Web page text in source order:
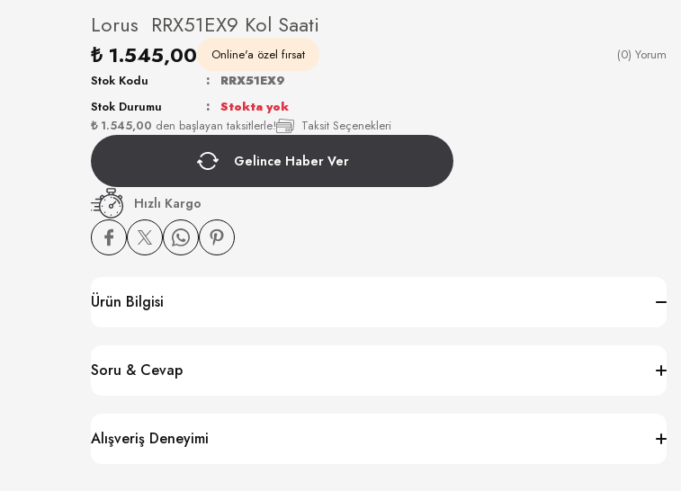
Lorus RRX51EX9 Kol Saati
₺ 1.545,00
Online'a özel fırsat (0) Yorum
₺ 1.545,00 den başlayan taksitlerle! Taksit Seçenekleri
Stok Kodu
RRX51EX9
Stok Durumu
Stokta yok
Gelince Haber Ver
Hızlı Kargo
Ürün Bilgisi
Soru & Cevap
Alışveriş Deneyimi